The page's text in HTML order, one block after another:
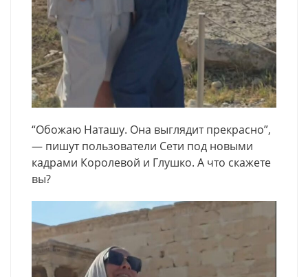
“Обожаю Наташу. Она выглядит прекрасно”,
— пишут пользователи Сети под новыми
кадрами Королевой и Глушко. А что скажете
вы?